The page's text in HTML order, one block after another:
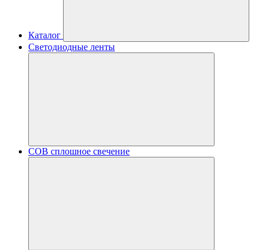
Каталог
Светодиодные ленты
COB сплошное свечение